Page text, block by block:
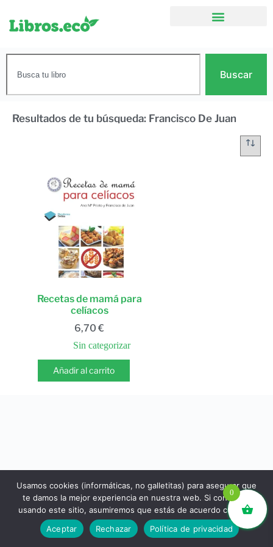
Buscar
Resultados de tu búsqueda: Francisco De Juan
Recetas de mamá para
celíacos
6,70€
Sin categorizar
Añadir al carrito
libros.eco © - Desde Barcelona para el mundo 💚 |
Devoluciones y reembolsos|Política de Privacidad
0
Usamos cookies (informáticas, no galletitas) para asegurar que
te damos la mejor experiencia en nuestra web. Si continúas
usando este sitio, asumiremos que estás de acuerdo con ello.
Aceptar
Rechazar Política de privacidad